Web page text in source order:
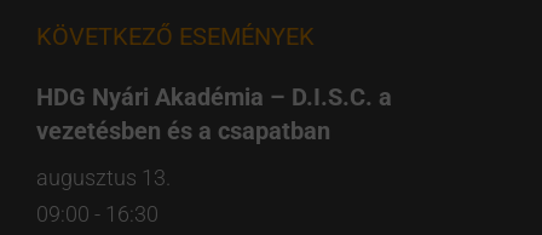
KÖVETKEZŐ ESEMÉNYEK
HDG Nyári Akadémia – D.I.S.C. a
vezetésben és a csapatban
augusztus 13.
09:00 - 16:30